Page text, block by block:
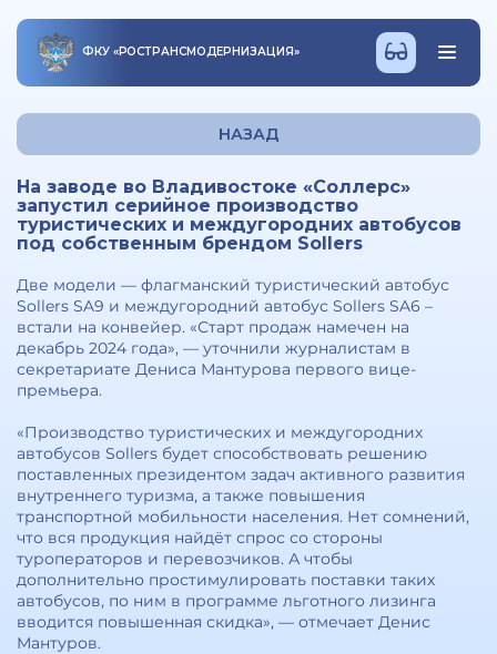
ФКУ «РОСТРАНСМОДЕРНИЗАЦИЯ»
НАЗАД
На заводе во Владивостоке «Соллерс»
запустил серийное производство
туристических и междугородних автобусов
под собственным брендом Sollers
Две модели — флагманский туристический автобус
Sollers SA9 и междугородний автобус Sollers SA6 –
встали на конвейер. «Старт продаж намечен на
декабрь 2024 года», — уточнили журналистам в
секретариате Дениса Мантурова первого вице-
премьера.
«Производство туристических и междугородних
автобусов Sollers будет способствовать решению
поставленных президентом задач активного развития
внутреннего туризма, а также повышения
транспортной мобильности населения. Нет сомнений,
что вся продукция найдёт спрос со стороны
туроператоров и перевозчиков. А чтобы
дополнительно простимулировать поставки таких
автобусов, по ним в программе льготного лизинга
вводится повышенная скидка», — отмечает Денис
Мантуров.